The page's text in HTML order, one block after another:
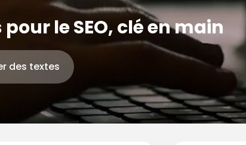
le SEO, clé en main
des textes